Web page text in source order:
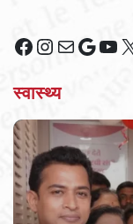
Facebook
Instagram
Mail X
स्वास्थ्य